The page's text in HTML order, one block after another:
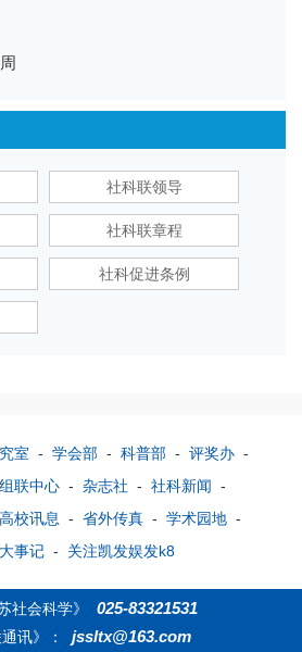
社科联领导
社科联章程
社科促进条例
室 - 学会部 - 科普部 - 评奖办 -
组联中心 - 杂志社 - 社科新闻 -
高校讯息 - 省外传真 - 学术园地 -
大事记 - 关注凯发娱发k8
社会科学》 025-83321531
讯》： jssltx@163.com